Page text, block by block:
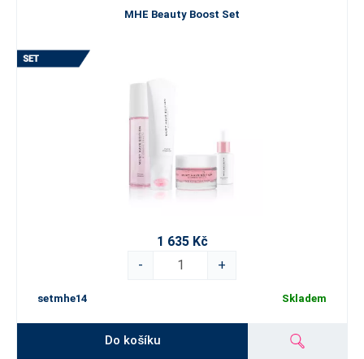
MHE Beauty Boost Set
1 635 Kč
-
+
setmhe14 Skladem
Do košíku